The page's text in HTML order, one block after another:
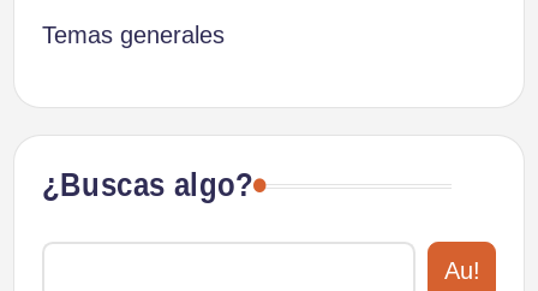
Temas generales
¿Buscas algo?
Au!